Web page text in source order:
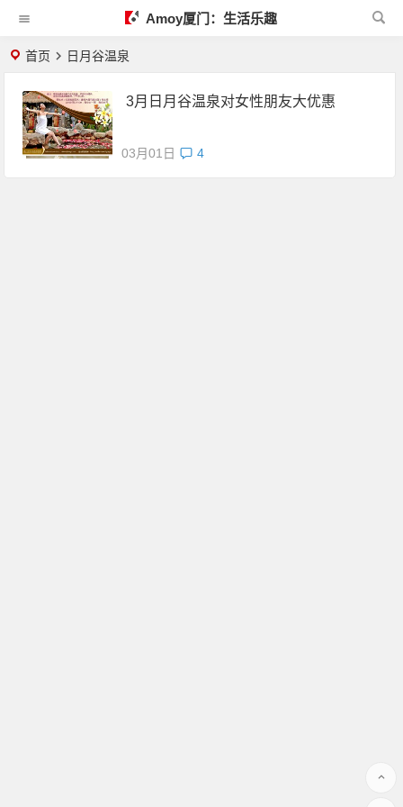
Amoy厦门：生活乐趣
首页 日月谷温泉
3月日月谷温泉对女性朋友大优惠
03月01日 4